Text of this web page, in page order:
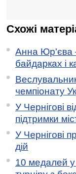
Схожі
Анна Юр'єва
байдарках і
чемпіонату
У Чернігові
підтримки
У Чернігові
дій
10 медалей у